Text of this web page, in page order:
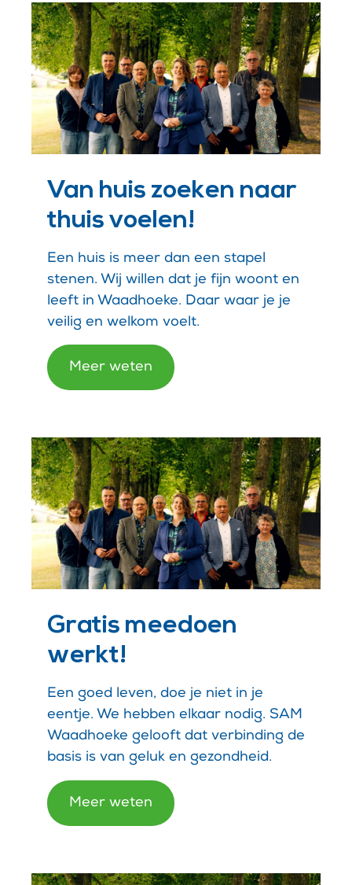
Van huis zoeken naar
thuis voelen!
Een huis is meer dan een stapel
stenen. Wij willen dat je fijn woont en
leeft in Waadhoeke. Daar waar je je
veilig en welkom voelt.
Meer weten
Gratis meedoen
werkt!
Een goed leven, doe je niet in je
eentje. We hebben elkaar nodig. SAM
Waadhoeke gelooft dat verbinding de
basis is van geluk en gezondheid.
Meer weten